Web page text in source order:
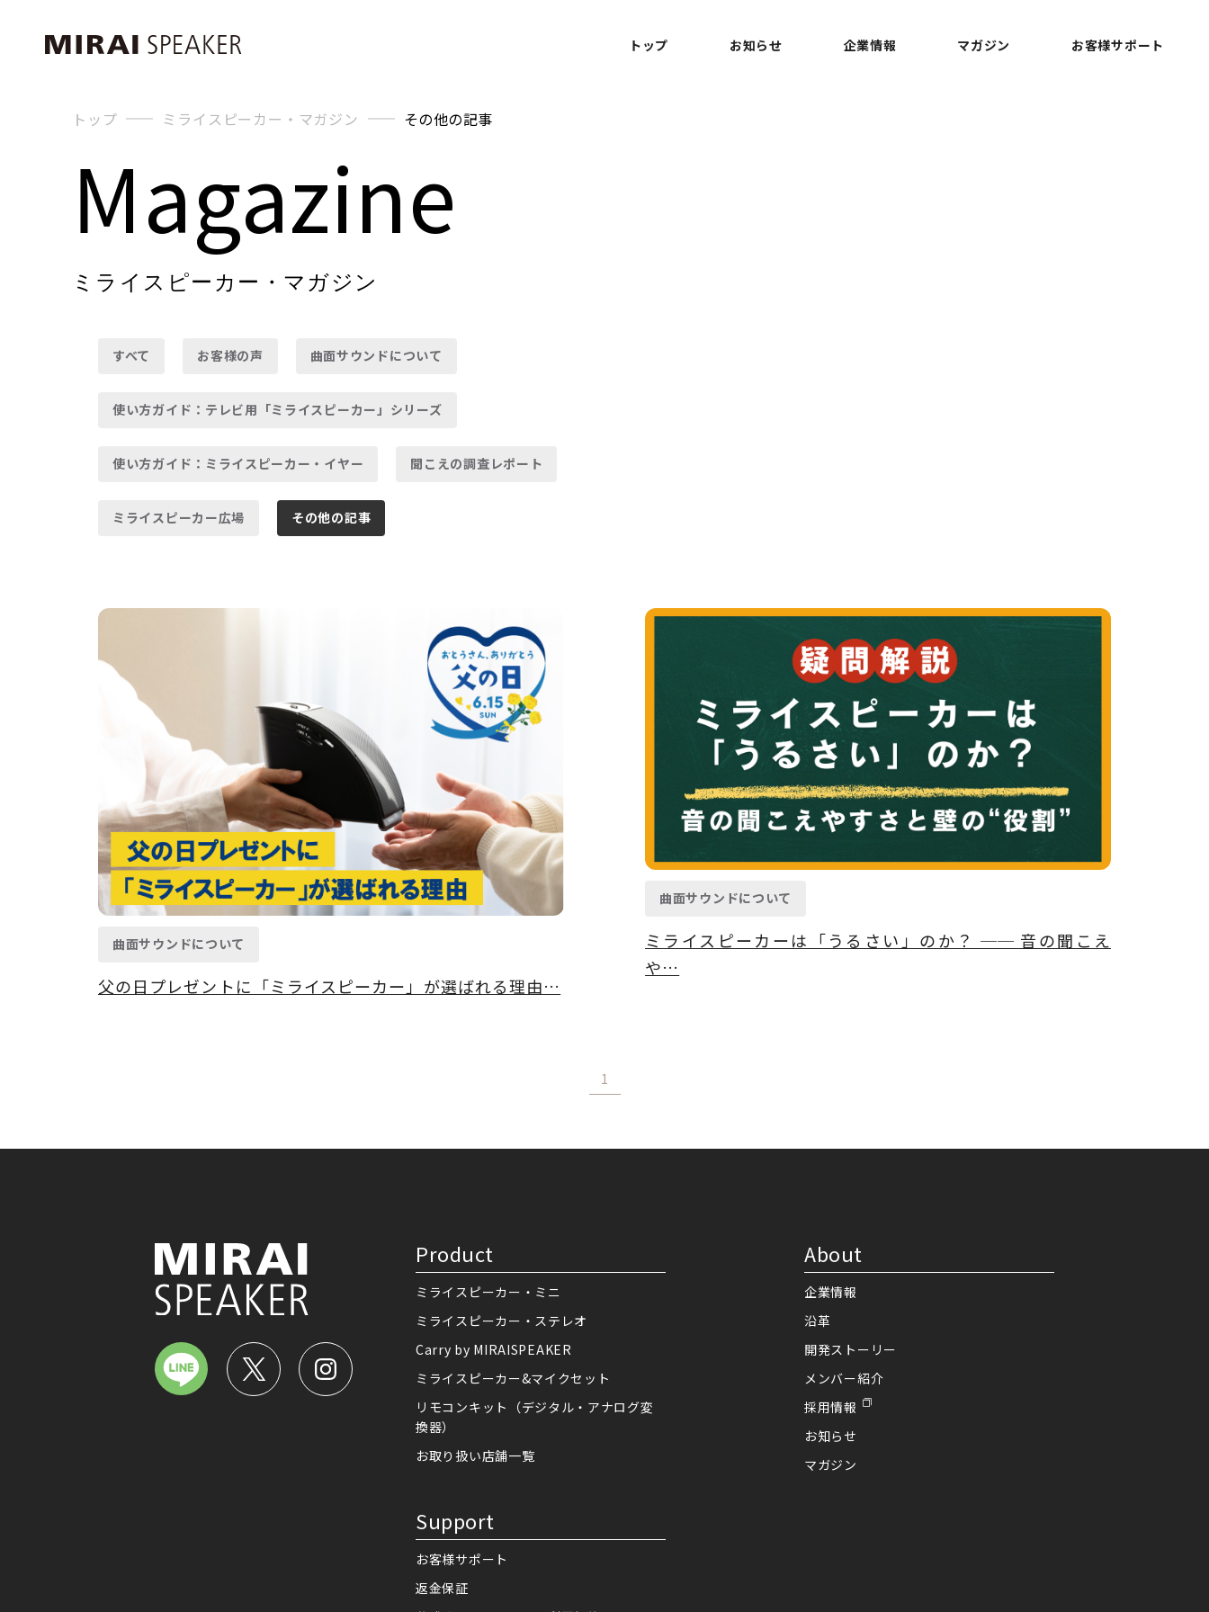
トップ お知らせ 企業情報 マガジン お客様サポート
トップ ミライスピーカー・マガジン その他の記事
Magazine
ミライスピーカー・マガジン
すべて お客様の声 曲面サウンドについて
使い方ガイド：テレビ用「ミライスピーカー」シリーズ
使い方ガイド：ミライスピーカー・イヤー 聞こえの調査レポート
ミライスピーカー広場 その他の記事
曲面サウンドについて
父の日プレゼントに「ミライスピーカー」が選ばれる理由…
曲面サウンドについて
ミライスピーカーは「うるさい」のか？ ── 音の聞こえ
や…
1
Product
ミライスピーカー・ミニ
ミライスピーカー・ステレオ
Carry by MIRAISPEAKER
ミライスピーカー&マイクセット
リモコンキット（デジタル・アナログ変
換器）
お取り扱い店舗一覧
Support
お客様サポート
返金保証
About
企業情報
沿革
開発ストーリー
メンバー紹介
採用情報
お知らせ
マガジン